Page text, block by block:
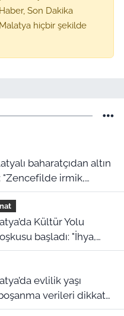
Son Dakika
hiçbir şekilde
"Zencefilde irmik,
var!"
başladı: "İhya,
normalleşiyoruz"
verileri dikkat